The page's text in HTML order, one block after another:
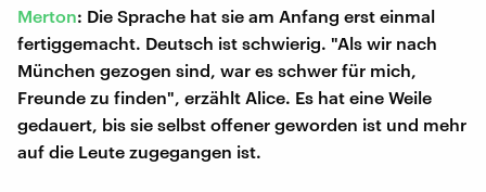
Merton: Die Sprache hat sie am Anfang erst einmal
fertiggemacht. Deutsch ist schwierig. "Als wir nach
München gezogen sind, war es schwer für mich,
Freunde zu finden", erzählt Alice. Es hat eine Weile
gedauert, bis sie selbst offener geworden ist und mehr
auf die Leute zugegangen ist.